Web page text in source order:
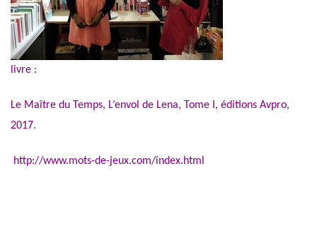
livre :
Le Maître du Temps, L’envol de Lena, Tome I, éditions Avpro,
2017.
http://www.mots-de-jeux.com/index.html